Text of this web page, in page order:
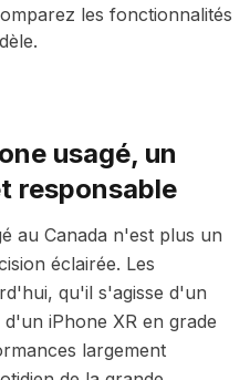
les fonctionnalités
usagé, un
responsable
au Canada n'est plus un
éclairée. Les
qu'il s'agisse d'un
iPhone XR en grade
largement